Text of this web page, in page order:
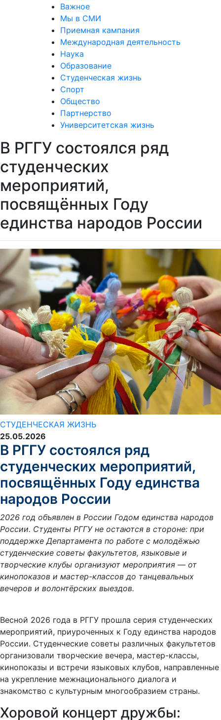
Важное
Мы в СМИ
Приемная кампания
Международная деятельность
Наука
Образование
Студенческая жизнь
Спорт
Общество
Партнерство
Университетская жизнь
В РГГУ состоялся ряд
студенческих
мероприятий,
посвящённых Году
единства народов России
СТУДЕНЧЕСКАЯ ЖИЗНЬ
25.05.2026
В РГГУ состоялся ряд
студенческих мероприятий,
посвящённых Году единства
народов России
2026 год объявлен в России Годом единства народов
России. Студенты РГГУ не остаются в стороне: при
поддержке Департамента по работе с молодёжью
студенческие советы факультетов, языковые и
творческие клубы организуют мероприятия — от
кинопоказов и мастер-классов до танцевальных
вечеров и волонтёрских выездов.
Весной 2026 года в РГГУ прошла серия студенческих
мероприятий, приуроченных к Году единства народов
России. Студенческие советы различных факультетов
организовали творческие вечера, мастер-классы,
кинопоказы и встречи языковых клубов, направленные
на укрепление межнационального диалога и
знакомство с культурным многообразием страны.
Хоровой концерт дружбы: